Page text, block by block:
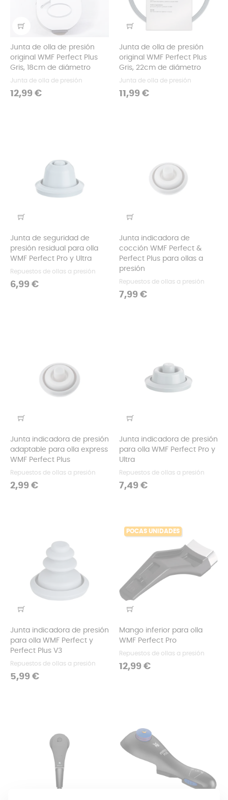
Junta de olla de presión
original WMF Perfect Plus
Gris, 18cm de diámetro
Junta de olla de presión
Precio
12,99 €
Junta de olla de presión
original WMF Perfect Plus
Gris, 22cm de diámetro
Junta de olla de presión
Precio
11,99 €
Junta de seguridad de
presión residual para olla
WMF Perfect Pro y Ultra
Repuestos de ollas a presión
Precio
6,99 €
Junta indicadora de
cocción WMF Perfect &
Perfect Plus para ollas a
presión
Repuestos de ollas a presión
Precio
7,99 €
Junta indicadora de presión
adaptable para olla express
WMF Perfect Plus
Repuestos de ollas a presión
Precio
2,99 €
Junta indicadora de presión
para olla WMF Perfect Pro y
Ultra
Repuestos de ollas a presión
Precio
7,49 €
Junta indicadora de presión
para olla WMF Perfect y
Perfect Plus V3
Repuestos de ollas a presión
Precio
5,99 €
POCAS UNIDADES
Mango inferior para olla
WMF Perfect Pro
Repuestos de ollas a presión
Precio
12,99 €